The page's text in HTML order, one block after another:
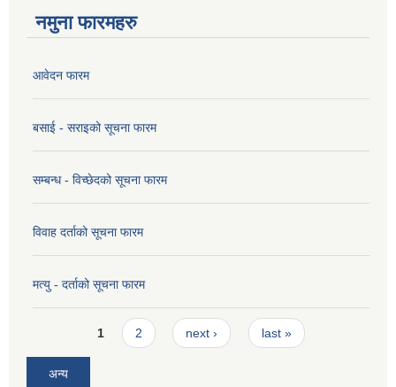
नमुना फारमहरु
आवेदन फारम
बसाई - सराइको सूचना फारम
सम्बन्ध - विच्छेदको सूचना फारम
विवाह दर्ताको सूचना फारम
मत्यु - दर्ताको सूचना फारम
Pages1 2 next › last »
अन्य